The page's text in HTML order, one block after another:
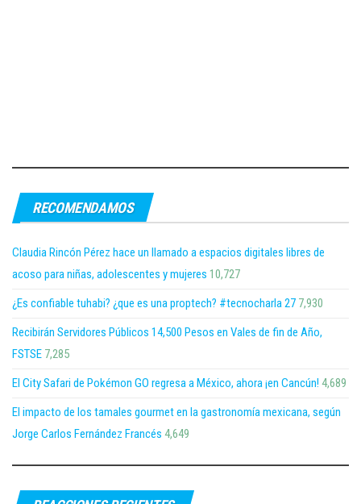
RECOMENDAMOS
Claudia Rincón Pérez hace un llamado a espacios digitales libres de
acoso para niñas, adolescentes y mujeres 10,727
¿Es confiable tuhabi? ¿que es una proptech? #tecnocharla 27 7,930
Recibirán Servidores Públicos 14,500 Pesos en Vales de fin de Año,
FSTSE 7,285
El City Safari de Pokémon GO regresa a México, ahora ¡en Cancún! 4,689
El impacto de los tamales gourmet en la gastronomía mexicana, según
Jorge Carlos Fernández Francés 4,649